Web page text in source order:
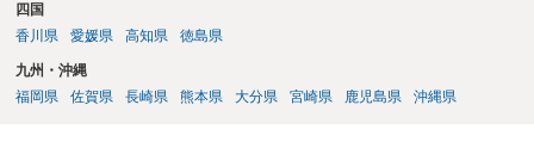
四国
香川県
愛媛県 高知県 徳島県
九州・沖縄
福岡県
佐賀県 長崎県 熊本県 大分県 宮崎県 鹿児島県 沖縄県